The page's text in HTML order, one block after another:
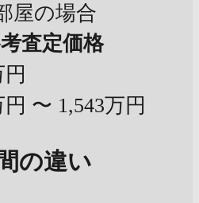
屋の場合
査定価格
円 〜 1,543万円
の違い